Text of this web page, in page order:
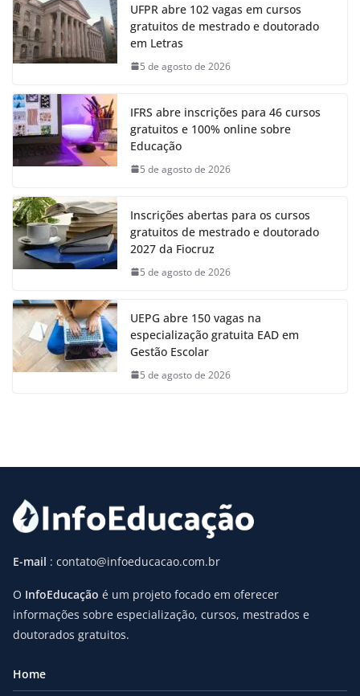
UFPR abre 102 vagas em cursos
gratuitos de mestrado e doutorado
em Letras
5 de agosto de 2026
IFRS abre inscrições para 46 cursos
gratuitos e 100% online sobre
Educação
5 de agosto de 2026
Inscrições abertas para os cursos
gratuitos de mestrado e doutorado
2027 da Fiocruz
5 de agosto de 2026
UEPG abre 150 vagas na
especialização gratuita EAD em
Gestão Escolar
5 de agosto de 2026
E-mail : contato@infoeducacao.com.br
O InfoEducação é um projeto focado em oferecer
informações sobre especialização, cursos, mestrados e
doutorados gratuitos.
Home